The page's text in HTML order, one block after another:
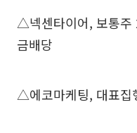
△넥센타이어, 보통주
금배당
△에코마케팅, 대표집